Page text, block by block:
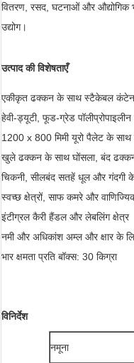
वितरण, रसद, घटनाओं और औद्योगिक
उद्योग।
उत्पाद की विशेषताएँ
एकीकृत ढक्कन के साथ स्टैकेबल
हेवी-ड्यूटी, फूड-ग्रेड पॉलीप्रोपाइलीन
1200 x 800 मिमी यूरो पैलेट के
खुले ढक्कन के साथ घोंसला, बंद
चिकनी, सीलबंद सतहें धूल और गंदगी
स्वच्छ क्षेत्रों, साफ कमरे और
इंटीग्रल कैरी हैंडल और लेबलिंग क्षेत्र
नमी और अधिकांश अम्ल और क्षार के
भार क्षमता प्रति बॉक्स: 30 किग्रा
विनिर्देश
नमूना